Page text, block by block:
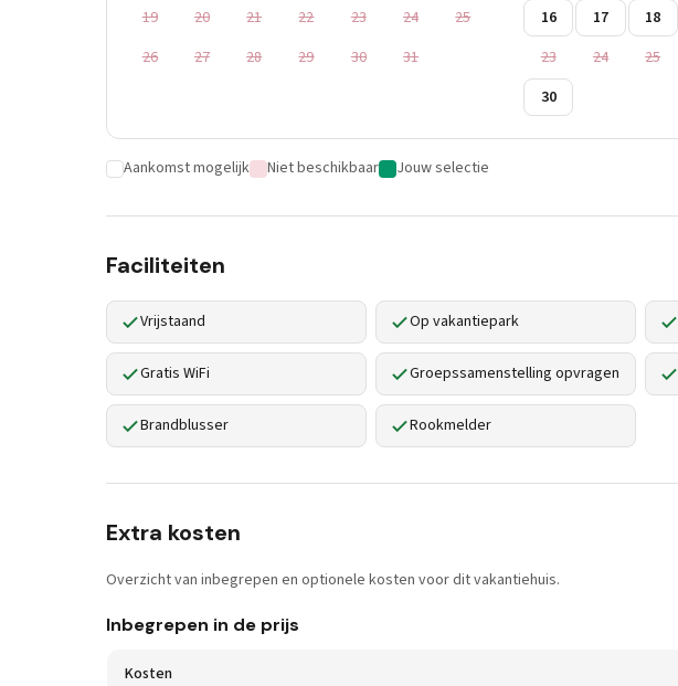
19
20 21 22 23 24
25
26
27 28 29 30 31
16
17 18
23
24 25
30
Aankomst mogelijk Niet beschikbaar Jouw selectie
Faciliteiten
Vrijstaand Op vakantiepark
Gratis WiFi Groepssamenstelling opvragen
Brandblusser Rookmelder
Extra kosten
Overzicht van inbegrepen en optionele kosten voor dit vakantiehuis.
Inbegrepen in de prijs
Kosten